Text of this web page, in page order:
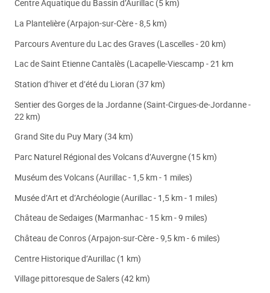
Centre Aquatique du Bassin d’Aurillac (5 km)
La Plantelière (Arpajon-sur-Cère - 8,5 km)
Parcours Aventure du Lac des Graves (Lascelles - 20 km)
Lac de Saint Etienne Cantalès (Lacapelle-Viescamp - 21 km
Station d’hiver et d’été du Lioran (37 km)
Sentier des Gorges de la Jordanne (Saint-Cirgues-de-Jordanne -
22 km)
Grand Site du Puy Mary (34 km)
Parc Naturel Régional des Volcans d’Auvergne (15 km)
Muséum des Volcans (Aurillac - 1,5 km - 1 miles)
Musée d’Art et d’Archéologie (Aurillac - 1,5 km - 1 miles)
Château de Sedaiges (Marmanhac - 15 km - 9 miles)
Château de Conros (Arpajon-sur-Cère - 9,5 km - 6 miles)
Centre Historique d’Aurillac (1 km)
Village pittoresque de Salers (42 km)